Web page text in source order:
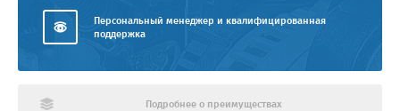
Персональный менеджер и квалифицированная
поддержка
Подробнее о преимуществах